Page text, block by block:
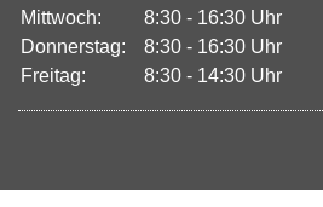
Mittwoch:
8:30 - 16:30 Uhr
Donnerstag:
8:30 - 16:30 Uhr
Freitag:
8:30 - 14:30 Uhr